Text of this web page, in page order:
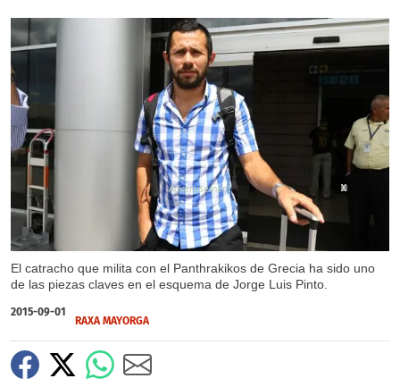
El catracho que milita con el Panthrakikos de Grecia ha sido uno
de las piezas claves en el esquema de Jorge Luis Pinto.
X
X
2015-09-01
RAXA MAYORGA